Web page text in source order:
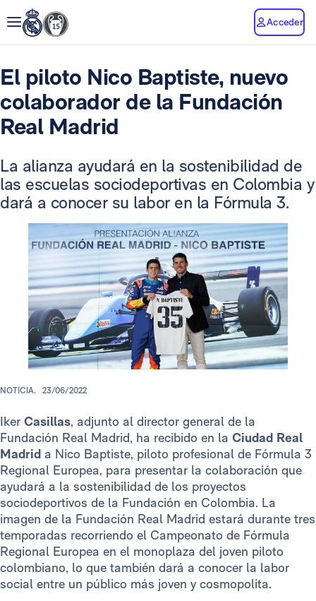
Acceder
El piloto Nico Baptiste, nuevo
colaborador de la Fundación
Real Madrid
La alianza ayudará en la sostenibilidad de
las escuelas sociodeportivas en Colombia y
dará a conocer su labor en la Fórmula 3.
NOTICIA. 23/06/2022
Iker Casillas, adjunto al director general de la
Fundación Real Madrid, ha recibido en la Ciudad Real
Madrid a Nico Baptiste, piloto profesional de Fórmula 3
Regional Europea, para presentar la colaboración que
ayudará a la sostenibilidad de los proyectos
sociodeportivos de la Fundación en Colombia. La
imagen de la Fundación Real Madrid estará durante tres
temporadas recorriendo el Campeonato de Fórmula
Regional Europea en el monoplaza del joven piloto
colombiano, lo que también dará a conocer la labor
social entre un público más joven y cosmopolita.